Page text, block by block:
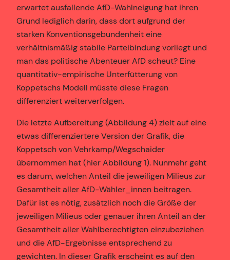
erwartet ausfallende AfD-Wahlneigung hat ihren
Grund lediglich darin, dass dort aufgrund der
starken Konventionsgebundenheit eine
verhältnismäßig stabile Parteibindung vorliegt und
man das politische Abenteuer AfD scheut? Eine
quantitativ-empirische Unterfütterung von
Koppetschs Modell müsste diese Fragen
differenziert weiterverfolgen.
Die letzte Aufbereitung (Abbildung 4) zielt auf eine
etwas differenziertere Version der Grafik, die
Koppetsch von Vehrkamp/Wegschaider
übernommen hat (hier Abbildung 1). Nunmehr geht
es darum, welchen Anteil die jeweiligen Milieus zur
Gesamtheit aller AfD-Wähler_innen beitragen.
Dafür ist es nötig, zusätzlich noch die Größe der
jeweiligen Milieus oder genauer ihren Anteil an der
Gesamtheit aller Wahlberechtigten einzubeziehen
und die AfD-Ergebnisse entsprechend zu
gewichten. In dieser Grafik erscheint es auf den